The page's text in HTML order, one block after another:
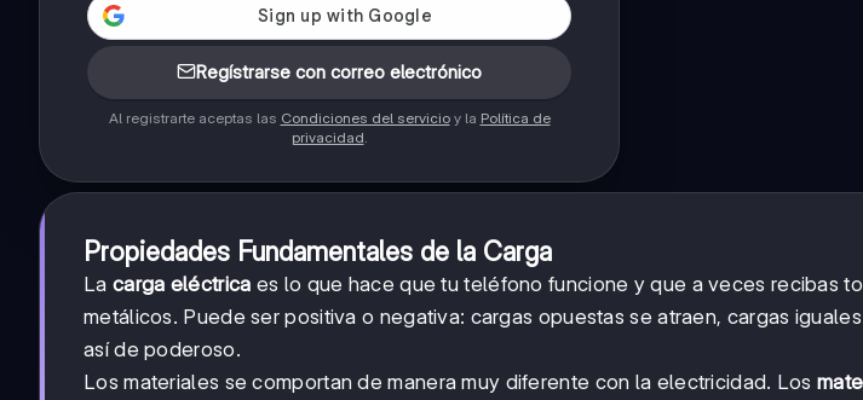
Regístrarse con correo electrónico
Al registrarte aceptas las Condiciones del servicioy la Política de
privacidad.
Propiedades Fundamentales de la Carga
La carga eléctrica es lo que hace que tu teléfono funcione y que a veces recibas
metálicos. Puede ser positiva o negativa: cargas opuestas se atraen, cargas
así de poderoso.
Los materiales se comportan de manera muy diferente con la electricidad. Los